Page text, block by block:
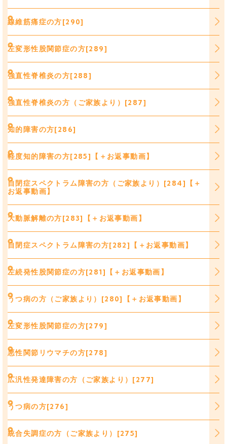
線維筋痛症の方[290]
左変形性股関節症の方[289]
強直性脊椎炎の方[288]
強直性脊椎炎の方（ご家族より）[287]
知的障害の方[286]
軽度知的障害の方[285]【＋お返事動画】
自閉症スペクトラム障害の方（ご家族より）[284]【＋
お返事動画】
大動脈解離の方[283]【＋お返事動画】
自閉症スペクトラム障害の方[282]【＋お返事動画】
左続発性股関節症の方[281]【＋お返事動画】
うつ病の方（ご家族より）[280]【＋お返事動画】
左変形性股関節症の方[279]
悪性関節リウマチの方[278]
広汎性発達障害の方（ご家族より）[277]
うつ病の方[276]
統合失調症の方（ご家族より）[275]